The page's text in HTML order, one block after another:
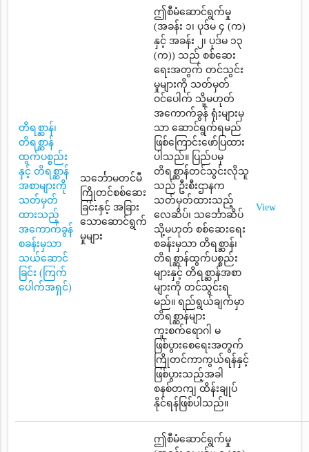
တိရစ္ဆာန်၊
တိရစ္ဆာန်
ထွက်ပစ္စည်း
နှင့် တိရစ္ဆာန်
အစာများကို
သတ်မှတ်
ထားသည့်
အကောက်ခွန်
စခန်းမှသာ
သယ်ဆောင်
ခြင်း (ကြက်
ပေါက်အရှင်)
သင်္ဘောမတင်မီ
ကြိုတင်စစ်ဆေး
ခြင်းနှင့် အခြား
သောဆောင်ရွက်
မှုများ
ဤစီမံဆောင်ရွက်မှု
(အခန်း ၁၊ ပုဒ်မ ၄ (က)
နှင့် အခန်း ၂၊ ပုဒ်မ ၁၃
(က)) သည် စစ်ဆေး
ရေးအတွက် တင်သွင်း
မှုများကို သတ်မှတ်
ဝင်ပေါက် သို့မဟုတ်
အကောက်ခွန် ရုံးများမှ
သာ ဆောင်ရွက်ရမည်
ဖြစ်ကြောင်းဖော်ပြထား
ပါသည်။ ပြည်ပမှ
တိရစ္ဆာန်တင်သွင်းလိုသူ
သည် ဦးစီးဌာနက
သတ်မှတ်ထားသည့်
လေဆိပ်၊ သင်္ဘောဆိပ်
သို့မဟုတ် စစ်ဆေးရေး
စခန်းမှသာ တိရစ္ဆာန်၊
တိရစ္ဆာန်ထွက်ပစ္စည်း
များနှင့် တိရစ္ဆာန်အစာ
များကို တင်သွင်းရ
မည်။ ရည်ရွယ်ချက်မှာ
တိရစ္ဆာန်များ
ကူးစက်ရောဂါ မ
ဖြစ်ပွားစေရေးအတွက်
ကြိုတင်ကာကွယ်ရန်နှင့်
ဖြစ်ပွားသည့်အခါ
စနစ်တကျ ထိန်းချုပ်
နိုင်ရန်ဖြစ်ပါသည်။
View
ဤစီမံဆောင်ရွက်မှု